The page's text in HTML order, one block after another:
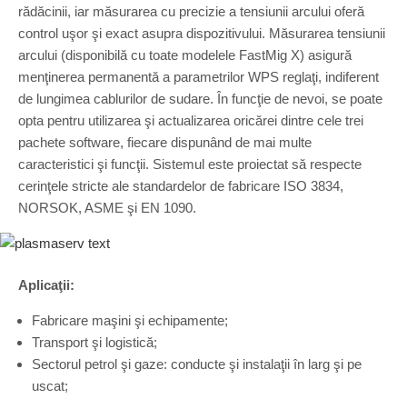
rădăcinii, iar măsurarea cu precizie a tensiunii arcului oferă
control uşor şi exact asupra dispozitivului. Măsurarea tensiunii
arcului (disponibilă cu toate modelele FastMig X) asigură
menţinerea permanentă a parametrilor WPS reglaţi, indiferent
de lungimea cablurilor de sudare. În funcţie de nevoi, se poate
opta pentru utilizarea şi actualizarea oricărei dintre cele trei
pachete software, fiecare dispunând de mai multe
caracteristici şi funcţii. Sistemul este proiectat să respecte
cerinţele stricte ale standardelor de fabricare ISO 3834,
NORSOK, ASME şi EN 1090.
Aplicaţii:
Fabricare maşini şi echipamente;
Transport şi logistică;
Sectorul petrol şi gaze: conducte şi instalaţii în larg şi pe
uscat;